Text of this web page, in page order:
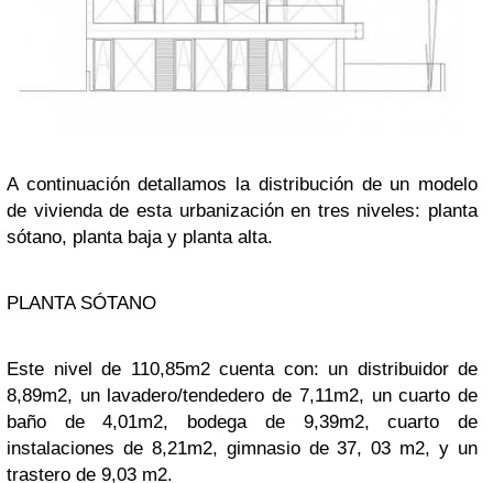
A continuación detallamos la distribución de un modelo
de vivienda de esta urbanización en tres niveles: planta
sótano, planta baja y planta alta.
PLANTA SÓTANO
Este nivel de 110,85m2 cuenta con: un distribuidor de
8,89m2, un lavadero/tendedero de 7,11m2, un cuarto de
baño de 4,01m2, bodega de 9,39m2, cuarto de
instalaciones de 8,21m2, gimnasio de 37, 03 m2, y un
trastero de 9,03 m2.